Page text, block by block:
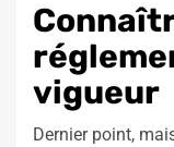
vigueur
Dernier point,